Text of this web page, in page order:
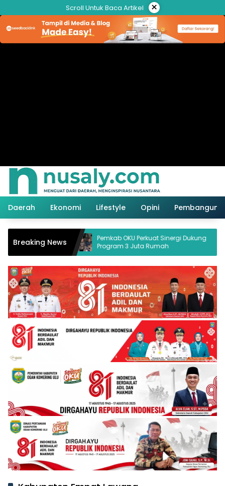
ke
konten
Scroll Untuk Baca Artikel ×
Daerah Ekonomi Lifestyle Opini
Breaking News
Desak
Pemkab OKU Perkuat Sinergi Dukung
Program 3 Juta Rumah